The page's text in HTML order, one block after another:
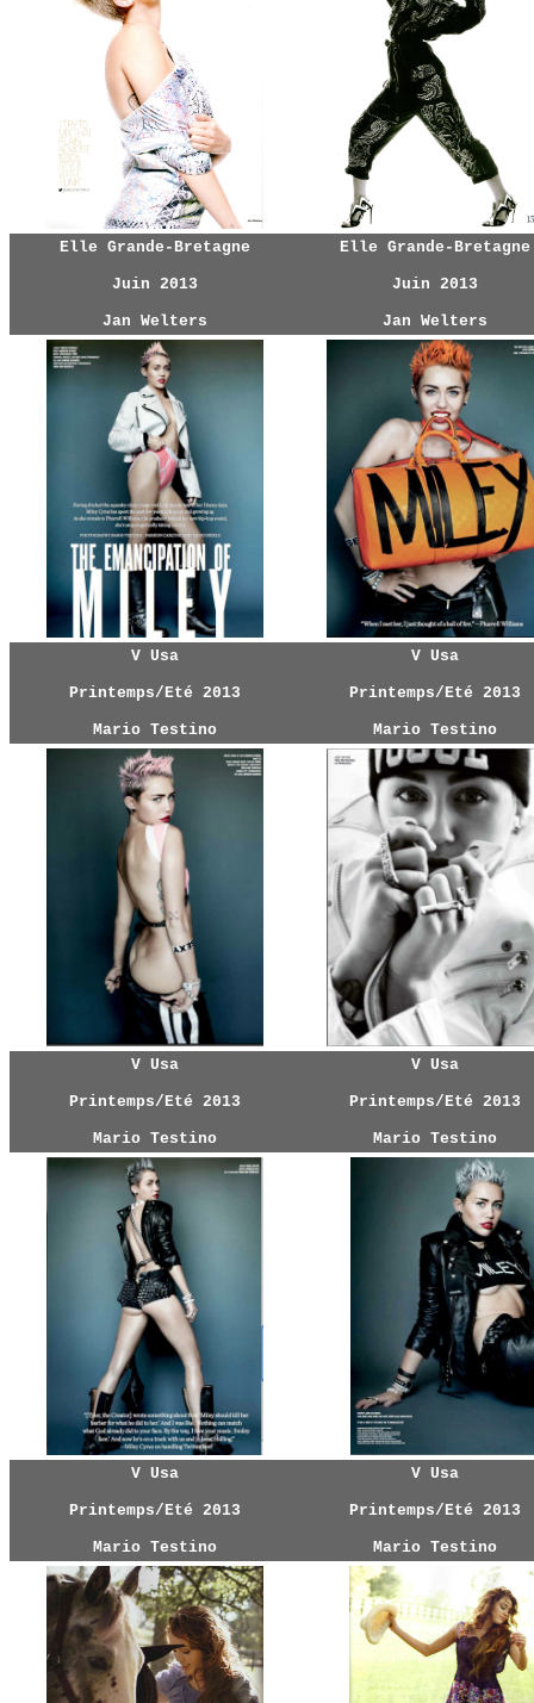
Elle Grande-Bretagne
Juin 2013
Jan Welters
Elle Grande-Bretagne
Juin 2013
Jan Welters
V Usa
Printemps/Eté 2013
Mario Testino
V Usa
Printemps/Eté 2013
Mario Testino
V Usa
Printemps/Eté 2013
Mario Testino
V Usa
Printemps/Eté 2013
Mario Testino
V Usa
Printemps/Eté 2013
Mario Testino
V Usa
Printemps/Eté 2013
Mario Testino